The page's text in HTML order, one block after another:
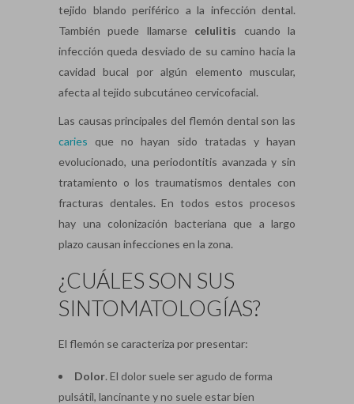
tejido blando periférico a la infección dental.
También puede llamarse celulitis cuando la
infección queda desviado de su camino hacia la
cavidad bucal por algún elemento muscular,
afecta al tejido subcutáneo cervicofacial.
Las causas principales del flemón dental son las
caries que no hayan sido tratadas y hayan
evolucionado, una periodontitis avanzada y sin
tratamiento o los traumatismos dentales con
fracturas dentales. En todos estos procesos
hay una colonización bacteriana que a largo
plazo causan infecciones en la zona.
¿CUÁLES SON SUS
SINTOMATOLOGÍAS?
El flemón se caracteriza por presentar:
Dolor. El dolor suele ser agudo de forma
pulsátil, lancinante y no suele estar bien